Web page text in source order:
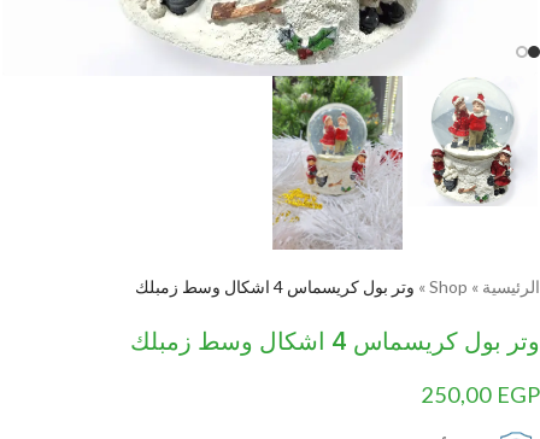
الرئيسية »
Shop
» وتر بول كريسماس 4 اشكال وسط زمبلك
وتر بول كريسماس 4 اشكال وسط زمبلك
250,00 EGP